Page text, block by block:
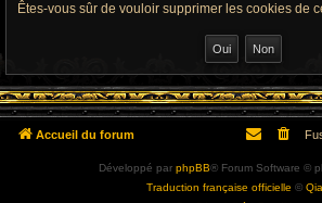
Êtes-vous sûr de vouloir supprimer les cookies de
Accueil du forum
Développé par phpBB® Forum Software ©
Traduction française officielle ©